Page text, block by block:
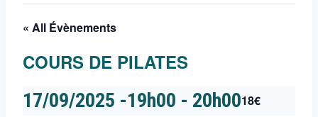
« All Évènements
COURS DE PILATES
17/09/2025 -19h00 - 20h0018€